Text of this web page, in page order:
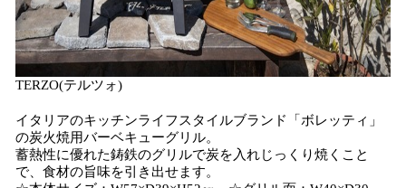
TERZO(テルツォ)
イタリアのキッチンライフスタイルブランド「ボレッティ」
の炭火焼用バーベキューグリル。
蓄熱性に優れた鋳鉄のグリルで炭を入れじっくり焼くこと
で、食材の旨味を引き出せます。